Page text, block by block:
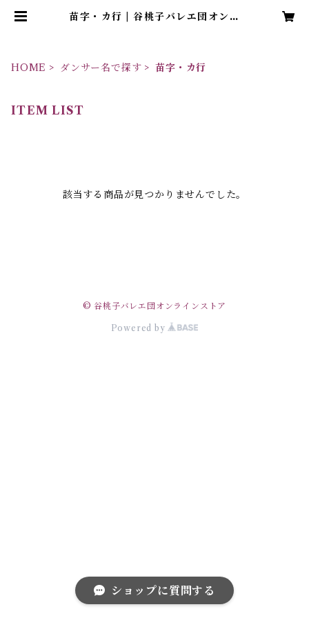
苗字・カ行 | 谷桃子バレエ団オンラ
HOME ダンサー名で探す 苗字・カ行
ITEM LIST
該当する商品が見つかりませんでした。
© 谷桃子バレエ団オンラインストア
Powered by
ショップに質問する